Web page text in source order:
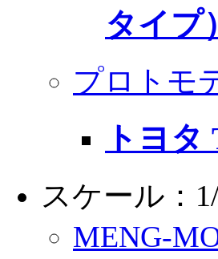
タイプ）
プロトモ
トヨ
スケール：
MENG-